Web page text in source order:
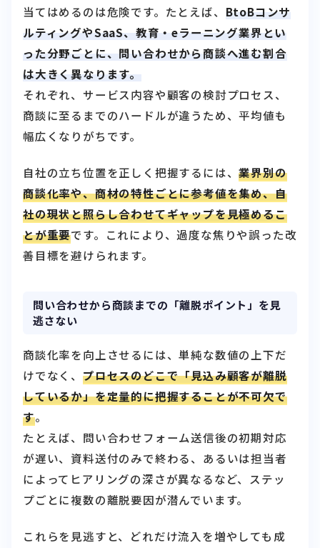
当てはめるのは危険です。たとえば、 BtoBコンサ
ルティングやSaaS、教育・eラーニング業界とい
った分野ごとに、問い合わせから商談へ進む割合
は大きく異なります。
それぞれ、サービス内容や顧客の検討プロセス、
商談に至るまでのハードルが違うため、平均値も
幅広くなりがちです。
自社の立ち位置を正しく把握するには、業界別の
商談化率や、商材の特性ごとに参考値を集め、自
社の現状と照らし合わせてギャップを見極めるこ
とが重要です。これにより、過度な焦りや誤った改
善目標を避けられます。
問い合わせから商談までの「離脱ポイント」を見
逃さない
商談化率を向上させるには、単純な数値の上下だ
けでなく、 プロセスのどこで「見込み顧客が離脱
しているか」を定量的に把握することが不可欠で
す。
たとえば、問い合わせフォーム送信後の初期対応
が遅い、資料送付のみで終わる、あるいは担当者
によってヒアリングの深さが異なるなど、ステッ
プごとに複数の離脱要因が潜んでいます。
これらを見逃すと、どれだけ流入を増やしても成